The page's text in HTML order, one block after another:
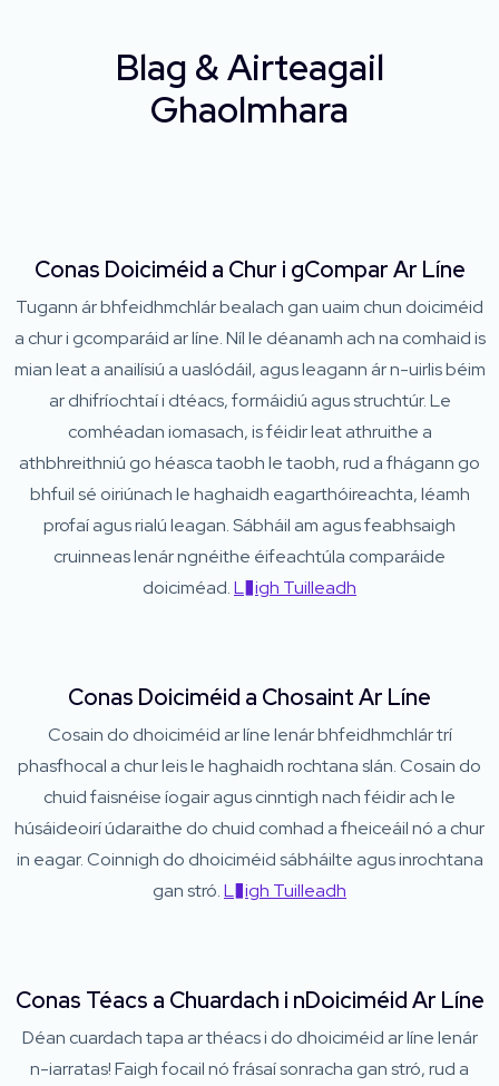
Blag & Airteagail
Ghaolmhara
Conas Doiciméid a Chur i gCompar Ar Líne
Tugann ár bhfeidhmchlár bealach gan uaim chun doiciméid
a chur i gcomparáid ar líne. Níl le déanamh ach na comhaid is
mian leat a anailísiú a uaslódáil, agus leagann ár n-uirlis béim
ar dhifríochtaí i dtéacs, formáidiú agus struchtúr. Le
comhéadan iomasach, is féidir leat athruithe a
athbhreithniú go héasca taobh le taobh, rud a fhágann go
bhfuil sé oiriúnach le haghaidh eagarthóireachta, léamh
profaí agus rialú leagan. Sábháil am agus feabhsaigh
cruinneas lenár ngnéithe éifeachtúla comparáide
doiciméad.L�igh Tuilleadh
Conas Doiciméid a Chosaint Ar Líne
Cosain do dhoiciméid ar líne lenár bhfeidhmchlár trí
phasfhocal a chur leis le haghaidh rochtana slán. Cosain do
chuid faisnéise íogair agus cinntigh nach féidir ach le
húsáideoirí údaraithe do chuid comhad a fheiceáil nó a chur
in eagar. Coinnigh do dhoiciméid sábháilte agus inrochtana
gan stró.L�igh Tuilleadh
Conas Téacs a Chuardach i nDoiciméid Ar Líne
Déan cuardach tapa ar théacs i do dhoiciméid ar líne lenár
n-iarratas! Faigh focail nó frásaí sonracha gan stró, rud a